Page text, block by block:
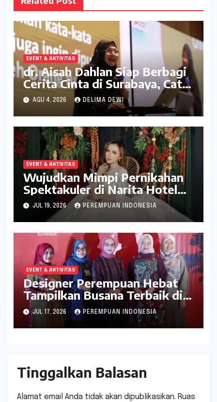
EVENT & AKTIVITAS
dr. Aisah Dahlan Siap Berbagi
Cerita Cinta di Surabaya, Catat
Tanggalnya
AGU 4, 2026 DELIMA DEWI
EVENT & AKTIVITAS
Wujudkan Mimpi Pernikahan
Spektakuler di Narita Hotel
Surabaya
JUL 19, 2026 PEREMPUAN INDONESIA
EVENT & AKTIVITAS
Designer Perempuan Hebat
Tampilkan Busana Terbaik di
Whyndam Surabaya
JUL 17, 2026 PEREMPUAN INDONESIA
Tinggalkan Balasan
Alamat email Anda tidak akan dipublikasikan. Ruas